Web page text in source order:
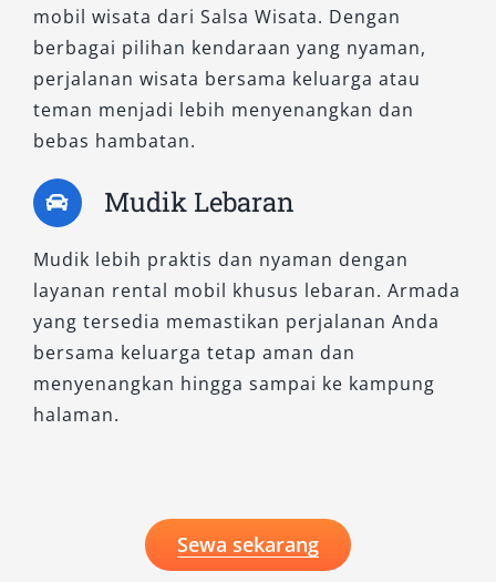
mobil wisata dari Salsa Wisata. Dengan
berbagai pilihan kendaraan yang nyaman,
perjalanan wisata bersama keluarga atau
teman menjadi lebih menyenangkan dan
bebas hambatan.
Mudik Lebaran
Mudik lebih praktis dan nyaman dengan
layanan rental mobil khusus lebaran. Armada
yang tersedia memastikan perjalanan Anda
bersama keluarga tetap aman dan
menyenangkan hingga sampai ke kampung
halaman.
Sewa sekarang